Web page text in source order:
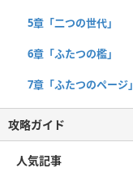
5章「二つの世代」
6章「ふたつの檻」
7章「ふたつのページ」
攻略ガイド
人気記事